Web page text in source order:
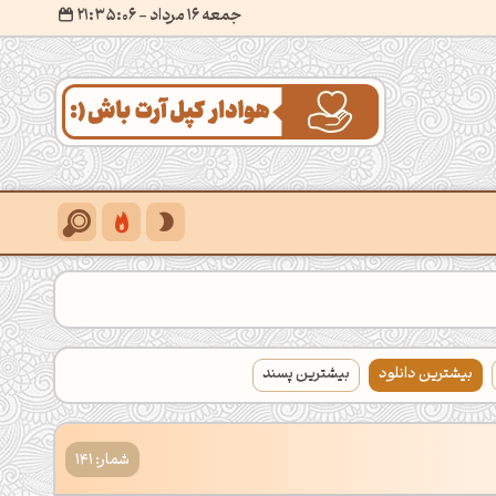
جمعه 16 مرداد
- ۲۱:۳۵:۰۷
بیشترین دانلود بیشترین پسند
شمار: 141